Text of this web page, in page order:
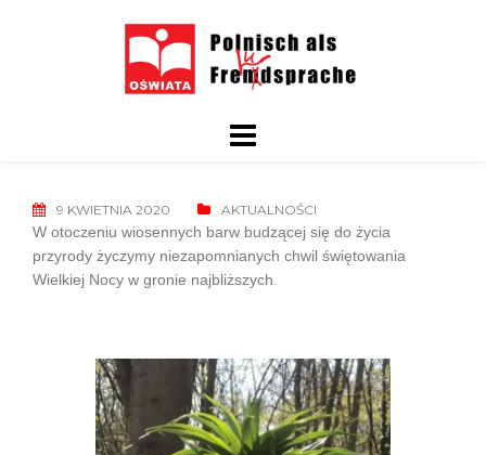
9 KWIETNIA 2020 AKTUALNOŚCI
W otoczeniu wiosennych barw budzącej się do życia
przyrody życzymy niezapomnianych chwil świętowania
Wielkiej Nocy w gronie najbliższych.